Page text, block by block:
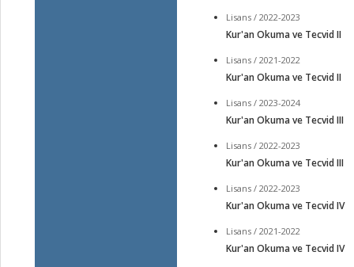
Lisans / 2022-2023
Kur'an Okuma ve Tecvid II
Lisans / 2021-2022
Kur'an Okuma ve Tecvid II
Lisans / 2023-2024
Kur'an Okuma ve Tecvid III
Lisans / 2022-2023
Kur'an Okuma ve Tecvid III
Lisans / 2022-2023
Kur'an Okuma ve Tecvid IV
Lisans / 2021-2022
Kur'an Okuma ve Tecvid IV